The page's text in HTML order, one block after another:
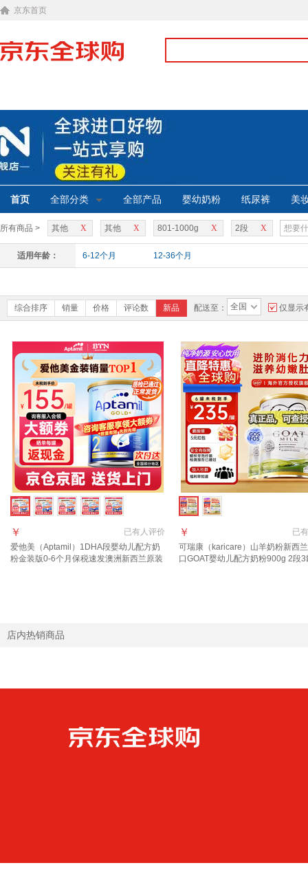
京东首页
首页 全部分类 全部产品 婴幼奶粉 纸尿裤 美
所有商品 > X
其他 X
其他 X
801-1000g X
2段
适用年龄： 6-12个月 12-36个月
综合排序 销量 价格 评论数 新品 配送至： 全国 仅显示
已有人评价
￥
爱他美（Aptamil）1DHA段婴幼儿配方奶
粉金装版0-6个月保税速发澳洲新西兰原装
已有
￥
可瑞康（karicare）山羊奶粉新西
口GOAT婴幼儿配方奶粉900g 2段
店内热销商品